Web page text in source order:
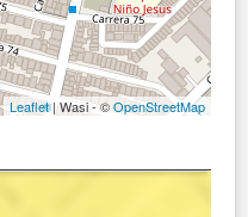
Leaflet| Wasi - ©OpenStreetMap